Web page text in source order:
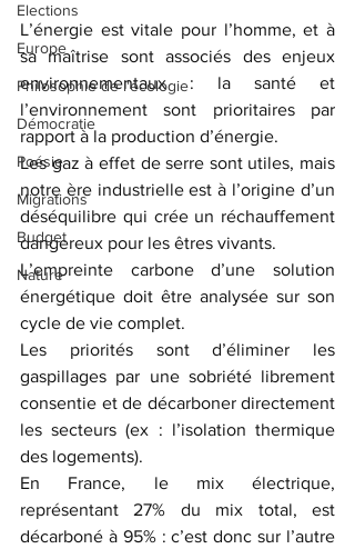
Elections
Europe
Philosophie de l'écologie
Démocratie
Poésie
Migrations
Budget
Nature
L’énergie est vitale pour l’homme, et à
sa maîtrise sont associés des enjeux
environnementaux : la santé et
l’environnement sont prioritaires par
rapport à la production d’énergie.
Les gaz à effet de serre sont utiles, mais
notre ère industrielle est à l’origine d’un
déséquilibre qui crée un réchauffement
dangereux pour les êtres vivants.
L’empreinte carbone d’une solution
énergétique doit être analysée sur son
cycle de vie complet.
Les priorités sont d’éliminer les
gaspillages par une sobriété librement
consentie et de décarboner directement
les secteurs (ex : l’isolation thermique
des logements).
En France, le mix électrique,
représentant 27% du mix total, est
décarboné à 95% : c’est donc sur l’autre